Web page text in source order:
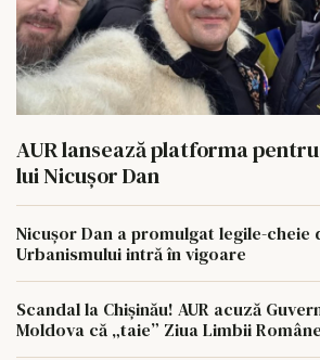
AUR lansează platforma
lui Nicușor Dan
Nicușor Dan a promulgat legile-cheie
Urbanismului intră în vigoare
Scandal la Chișinău! AUR acuză
Moldova că „taie” Ziua Limbii Române